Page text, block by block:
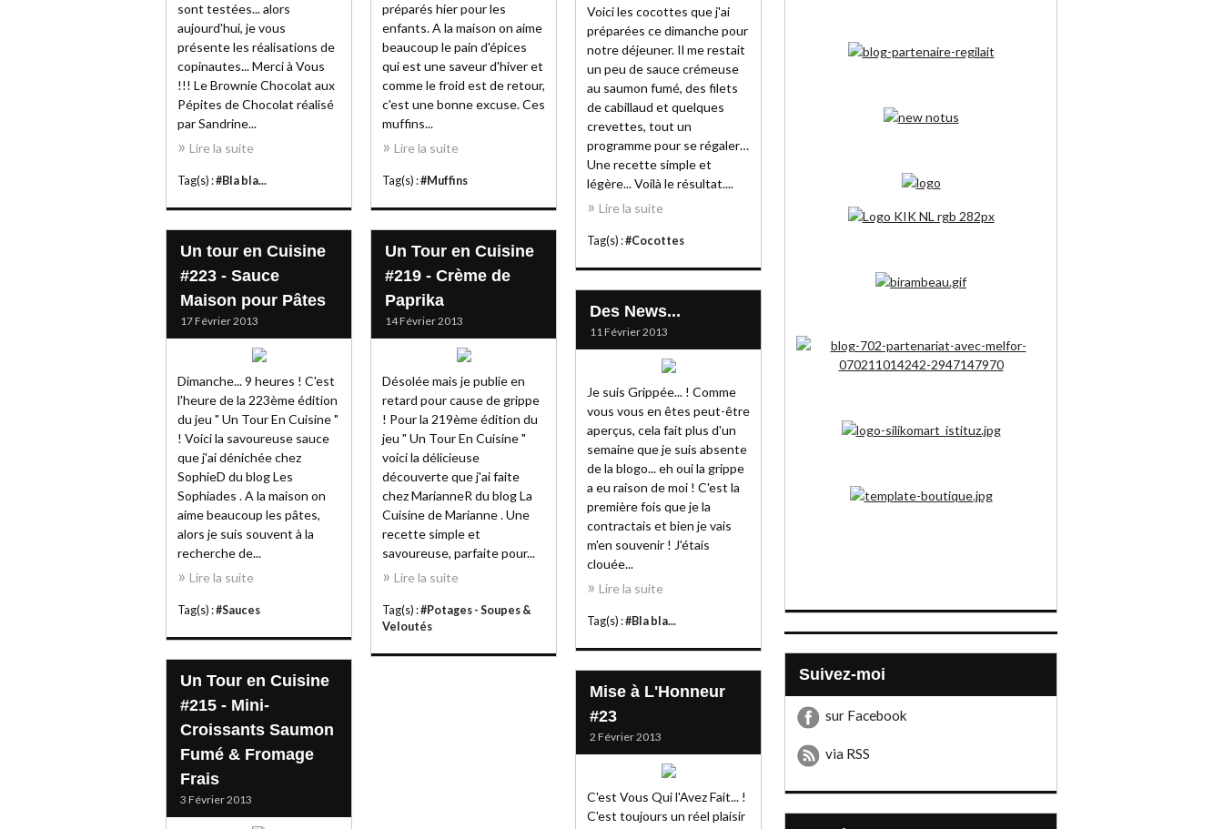
sont testées... alors
aujourd'hui, je vous
présente les réalisations de
copinautes... Merci à Vous
!!! Le Brownie Chocolat aux
Pépites de Chocolat réalisé
par Sandrine...
Lire la suite
Tag(s) :#Bla bla...
préparés hier pour les
enfants. A la maison on aime
beaucoup le pain d'épices
qui est une saveur d'hiver et
comme le froid est de retour,
c'est une bonne excuse. Ces
muffins...
Lire la suite
Tag(s) :#Muffins
Voici les cocottes que j'ai
préparées ce dimanche pour
notre déjeuner. Il me restait
un peu de sauce crémeuse
au saumon fumé, des filets
de cabillaud et quelques
crevettes, tout un
programme pour se régaler…
Une recette simple et
légère... Voilà le résultat....
Lire la suite
Tag(s) :#Cocottes
Un tour en Cuisine
#223 - Sauce
Maison pour Pâtes
17 Février 2013
Dimanche... 9 heures ! C'est
l'heure de la 223ème édition
du jeu " Un Tour En Cuisine "
! Voici la savoureuse sauce
que j'ai dénichée chez
SophieD du blog Les
Sophiades . A la maison on
aime beaucoup les pâtes,
alors je suis souvent à la
recherche de...
Lire la suite
Tag(s) :#Sauces
Un Tour en Cuisine
#219 - Crème de
Paprika
14 Février 2013
Désolée mais je publie en
retard pour cause de grippe
! Pour la 219ème édition du
jeu " Un Tour En Cuisine "
voici la délicieuse
découverte que j'ai faite
chez MarianneR du blog La
Cuisine de Marianne . Une
recette simple et
savoureuse, parfaite pour...
Lire la suite
Tag(s) :#Potages - Soupes &
Veloutés
Des News...
11 Février 2013
Je suis Grippée... ! Comme
vous vous en êtes peut-être
aperçus, cela fait plus d'un
semaine que je suis absente
de la blogo... eh oui la grippe
a eu raison de moi ! C'est la
première fois que je la
contractais et bien je vais
m'en souvenir ! J'étais
clouée...
Lire la suite
Tag(s) :#Bla bla...
Un Tour en Cuisine
#215 - Mini-
Croissants Saumon
Fumé & Fromage
Frais
3 Février 2013
Mise à L'Honneur
#23
2 Février 2013
C'est Vous Qui l'Avez Fait... !
C'est toujours un réel plaisir
Suivez-moi
sur Facebook
via RSS